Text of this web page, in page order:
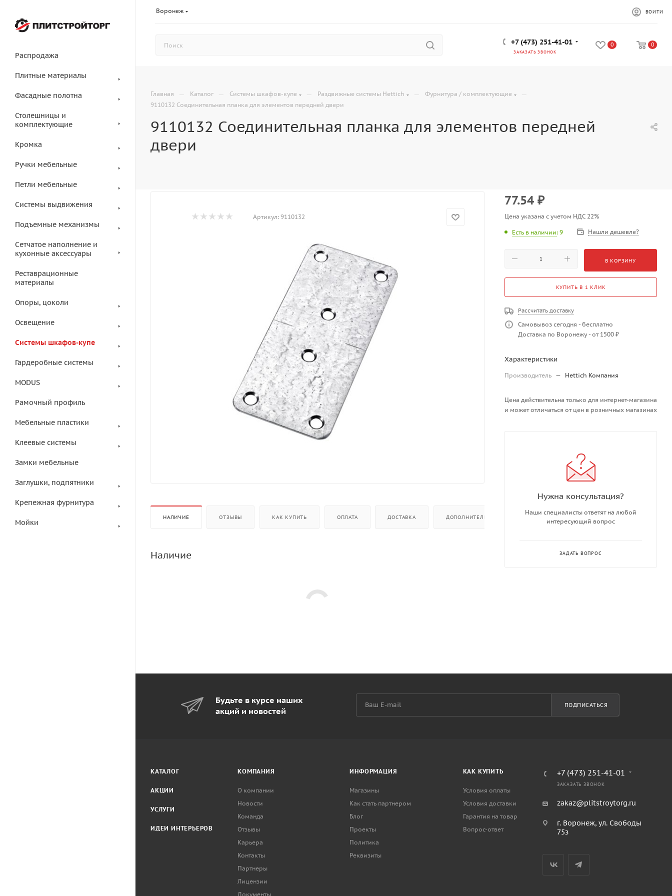
Воронеж ВОЙТИ
+7 (473) 251-41-01
ЗАКАЗАТЬ ЗВОНОК
0 0
Распродажа
Плитные материалы
Фасадные полотна
Столешницы и
комплектующие
Кромка
Ручки мебельные
Петли мебельные
Системы выдвижения
Подъемные механизмы
Сетчатое наполнение и
кухонные аксессуары
Реставрационные
материалы
Опоры, цоколи
Освещение
Системы шкафов-купе
Гардеробные системы
MODUS
Рамочный профиль
Мебельные пластики
Клеевые системы
Замки мебельные
Заглушки, подпятники
Крепежная фурнитура
Мойки
Главная — Каталог — Системы шкафов-купе — Раздвижные системы Hettich — Фурнитура / комплектующие —
9110132 Соединительная планка для элементов передней двери
9110132 Соединительная планка для элементов передней
двери
Артикул: 9110132
НАЛИЧИЕ ОТЗЫВЫ КАК КУПИТЬ ОПЛАТА ДОСТАВКА ДОПОЛНИТЕЛЬНО
Наличие
77.54 ₽
Цена указана с учетом НДС 22%
Есть в наличии: 9 Нашли дешевле?
В КОРЗИНУ
КУПИТЬ В 1 КЛИК
Рассчитать доставку
Самовывоз сегодня - бесплатно
Доставка по Воронежу - от 1500 ₽
Характеристики
Производитель — Hettich Компания
Цена действительна только для интернет-магазина
и может отличаться от цен в розничных магазинах
Нужна консультация?
Наши специалисты ответят на любой
интересующий вопрос
ЗАДАТЬ ВОПРОС
Будьте в курсе наших
акций и новостей
ПОДПИСАТЬСЯ
КАТАЛОГ
АКЦИИ
УСЛУГИ
ИДЕИ ИНТЕРЬЕРОВ
КОМПАНИЯ
О компании
Новости
Команда
Отзывы
Карьера
Контакты
Партнеры
Лицензии
Документы
ИНФОРМАЦИЯ
Магазины
Как стать партнером
Блог
Проекты
Политика
Реквизиты
КАК КУПИТЬ
Условия оплаты
Условия доставки
Гарантия на товар
Вопрос-ответ
+7 (473) 251-41-01
ЗАКАЗАТЬ ЗВОНОК
zakaz@plitstroytorg.ru
г. Воронеж, ул. Свободы
75з